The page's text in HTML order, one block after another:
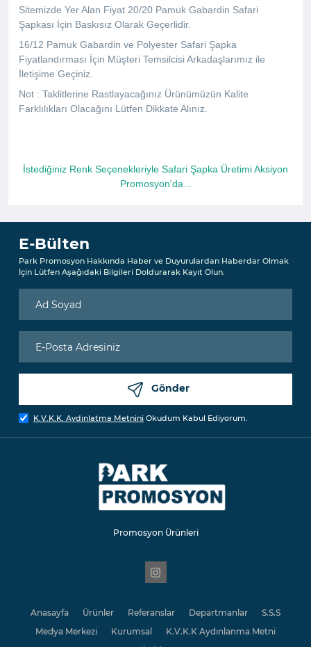
Sitemizde Yer Alan Fiyat 20/20 Pamuk Gabardin Safari
Şapkası İçin Baskısız Olarak Geçerlidir.
16/12 Pamuk Gabardin ve Polyester Safari Şapka
Fiyatlandırması İçin Müşteri Temsilcisi Arkadaşlarımız ile
İletişime Geçiniz.
Not : Taklitlerine Rastlayacağınız Ürünümüzün Kalite
Farklılıkları Olacağını Lütfen Dikkate Alınız.
İstediğiniz Renk Seçenekleriyle Safari Şapka Üretimi Aksiyon
Promosyon'da...
E-Bülten
Park Promosyon Hakkında Haber ve Duyurulardan Haberdar Olmak
İçin Lütfen Aşağıdaki Bilgileri Doldurarak Kayıt Olun.
Gönder
K.V.K.K. Aydınlatma Metnini Okudum Kabul Ediyorum.
Promosyon Ürünleri
Anasayfa Ürünler Referanslar Departmanlar
S.S.S
Medya Merkezi
Kurumsal
K.V.K.K Aydınlanma Metni